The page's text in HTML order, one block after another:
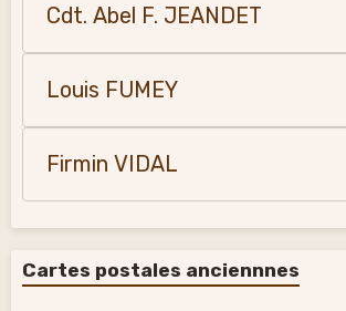
Cdt. Abel F. JEANDET
Louis FUMEY
Firmin VIDAL
Cartes postales anciennnes